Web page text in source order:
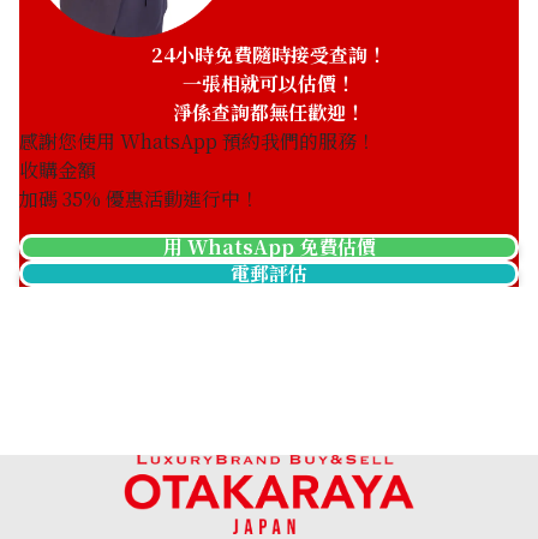
24小時免費隨時接受查詢！
一張相就可以估價！
淨係查詢都無任歡迎！
感謝您使用 WhatsApp 預約我們的服務！
收購金額
加碼35% 優惠活動進行中！
用 WhatsApp 免費估價
電郵評估